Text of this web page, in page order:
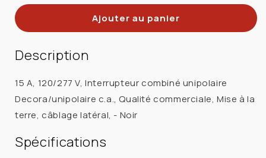
quantité
LEVITON
5634-
E
INTERR
DOUBLE
1P
120V
NOIR
quantité
de
LEVITON
5634-
E
INTERR
DOUBLE
1P
NOIR
Ajouter au panier
Description
15 A, 120/277 V, Interrupteur combiné unipolaire
Decora/unipolaire c.a., Qualité commerciale, Mise à la
terre, câblage latéral, - Noir
Spécifications